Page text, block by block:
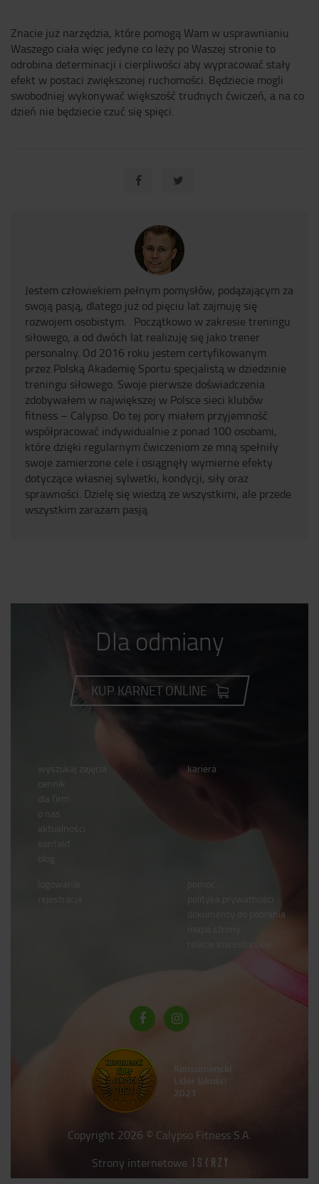
Znacie już narzędzia, które pomogą Wam w usprawnianiu
Waszego ciała więc jedyne co leży po Waszej stronie to
odrobina determinacji i cierpliwości aby wypracować stały
efekt w postaci zwiększonej ruchomości. Będziecie mogli
swobodniej wykonywać większość trudnych ćwiczeń, a na co
dzień nie będziecie czuć się spięci.
Jestem człowiekiem pełnym pomysłów, podążającym za
swoją pasją, dlatego już od pięciu lat zajmuję się
rozwojem osobistym. . Początkowo w zakresie treningu
siłowego, a od dwóch lat realizuję się jako trener
personalny. Od 2016 roku jestem certyfikowanym
przez Polską Akademię Sportu specjalistą w dziedzinie
treningu siłowego. Swoje pierwsze doświadczenia
zdobywałem w największej w Polsce sieci klubów
fitness – Calypso. Do tej pory miałem przyjemność
współpracować indywidualnie z ponad 100 osobami,
które dzięki regularnym ćwiczeniom ze mną spełniły
swoje zamierzone cele i osiągnęły wymierne efekty
dotyczące własnej sylwetki, kondycji, siły oraz
sprawności. Dzielę się wiedzą ze wszystkimi, ale przede
wszystkim zarażam pasją.
Dla odmiany
KUP KARNET ONLINE
wyszukaj zajęcia
cennik
dla firm
o nas
aktualności
kontakt
kariera
polityka prywatności
dokumenty do pobrania
Konsumencki
Lider Jakości
2021
Copyright 2026 © Calypso Fitness S.A.
Strony internetowe